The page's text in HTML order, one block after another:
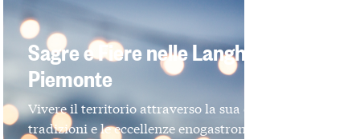
Sagre e Fiere nelle Langhe e in
Piemonte
Vivere il territorio attraverso la sua cultura, le
tradizioni e le eccellenze enogastronomiche